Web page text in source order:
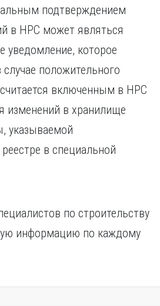
подтверждением
в НРС может являться
уведомление, которое
положительного
включенным в НРС
изменений в хранилище
указываемой
в специальной
по строительству
информацию по каждому